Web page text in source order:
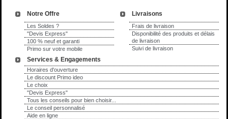
Notre Offre
Les Soldes ?
"Devis Express"
100 % neuf et garanti
Primo sur votre mobile
Livraisons
Frais de livraison
Disponibilité des produits et délais
de livraison
Suivi de livraison
Services & Engagements
Horaires d'ouverture
Le discount Primo ideo
Le choix
"Devis Express"
Tous les conseils pour bien choisir...
Le conseil personnalisé
Aide en ligne